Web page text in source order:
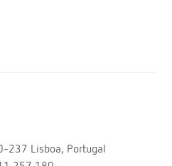
237 Lisboa, Portugal